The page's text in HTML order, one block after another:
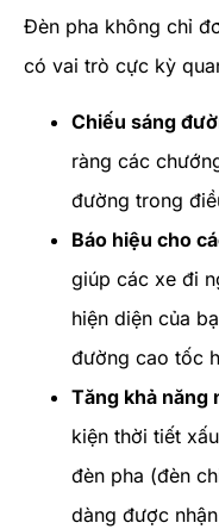
Đèn pha không chỉ
có vai trò cực kỳ
Chiếu sáng
ràng các
đường trong
Báo hiệu cho
giúp các xe đi
hiện diện của
đường cao tốc
Tăng khả năng
kiện thời tiết
đèn pha (đèn
dàng được